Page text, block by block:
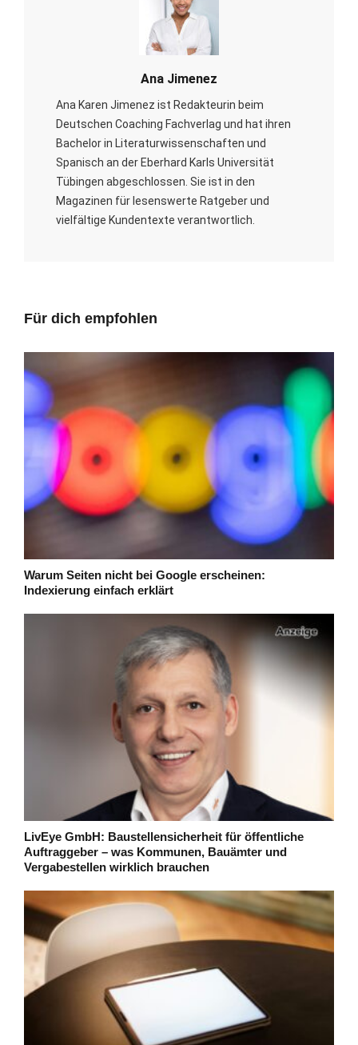
Ana Jimenez
Ana Karen Jimenez ist Redakteurin beim
Deutschen Coaching Fachverlag und hat ihren
Bachelor in Literaturwissenschaften und
Spanisch an der Eberhard Karls Universität
Tübingen abgeschlossen. Sie ist in den
Magazinen für lesenswerte Ratgeber und
vielfältige Kundentexte verantwortlich.
Für dich empfohlen
Warum Seiten nicht bei Google erscheinen:
Indexierung einfach erklärt
LivEye GmbH: Baustellensicherheit für öffentliche
Auftraggeber – was Kommunen, Bauämter und
Vergabestellen wirklich brauchen